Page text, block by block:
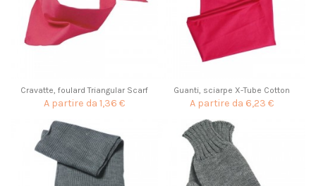
Cravatte, foulard Triangular Scarf
A partire da 1,36 €
Guanti, sciarpe X-Tube Cotton
A partire da 6,23 €